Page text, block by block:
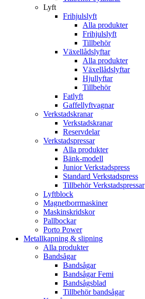
Lyft
Frihjulslyft
Alla produkter
Frihjulslyft
Tillbehör
Växellådslyftar
Alla produkter
Växellådslyftar
Hjullyftar
Tillbehör
Fatlyft
Gaffellyftvagnar
Verkstadskranar
Verkstadskranar
Reservdelar
Verkstadspressar
Alla produkter
Bänk-modell
Junior Verkstadspress
Standard Verkstadspress
Tillbehör Verkstadspressar
Lyftblock
Magnetborrmaskiner
Maskinskridskor
Pallbockar
Porto Power
Metallkapning & slipning
Alla produkter
Bandsågar
Bandsågar
Bandsågar Femi
Bandsågsblad
Tillbehör bandsågar